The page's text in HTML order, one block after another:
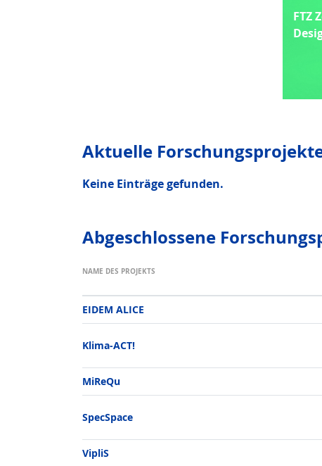
FTZ
Aktuelle
Keine Einträge gefunden.
Abgeschlossene
NAME DES PROJEKTS
EIDEM ALICE
Klima-ACT!
MiReQu
SpecSpace
VipliS